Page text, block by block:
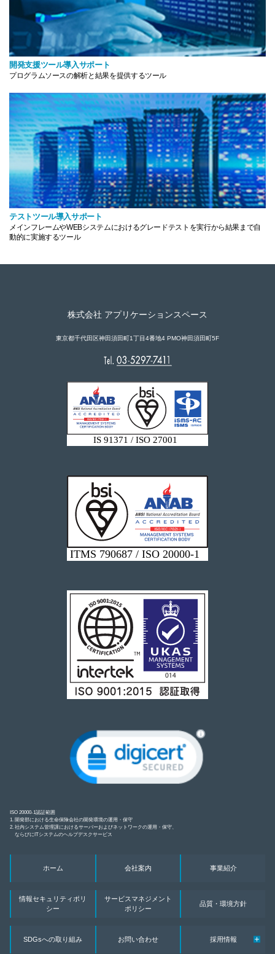
開発支援ツール導入サポート
プログラムソースの解析と結果を提供するツール
テストツール導入サポート
メインフレームやWEBシステムにおけるグレードテストを実行から結果まで自
動的に実施するツール
株式会社 アプリケーションスペース
東京都千代田区神田須田町1丁目4番地4 PMO神田須田町5F
ISO 20000-1認証範囲
1. 開発部における生命保険会社の開発環境の運用・保守
2. 社内システム管理課におけるサーバーおよびネットワークの運用・保守、
ならびにITシステムのヘルプデスクサービス
ホーム 会社案内 事業紹介
情報セキュリティポリ
シー
サービスマネジメント
ポリシー
品質・環境方針
SDGsへの取り組み お問い合わせ 採用情報